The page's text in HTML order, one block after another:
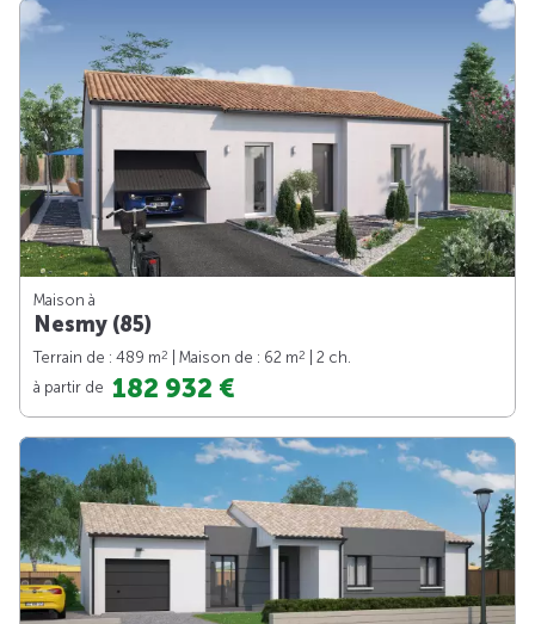
Maison à
Nesmy (85)
Terrain de : 489 m2 | Maison de : 62 m2
| 2 ch.
à partir de 182 932 €